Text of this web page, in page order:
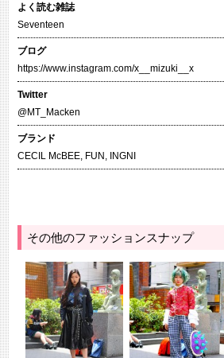
よく読む雑誌
Seventeen
ブログ
https://www.instagram.com/x__mizuki__x
Twitter
@MT_Macken
ブランド
CECIL McBEE, FUN INGNI
その他のファッションスナップ